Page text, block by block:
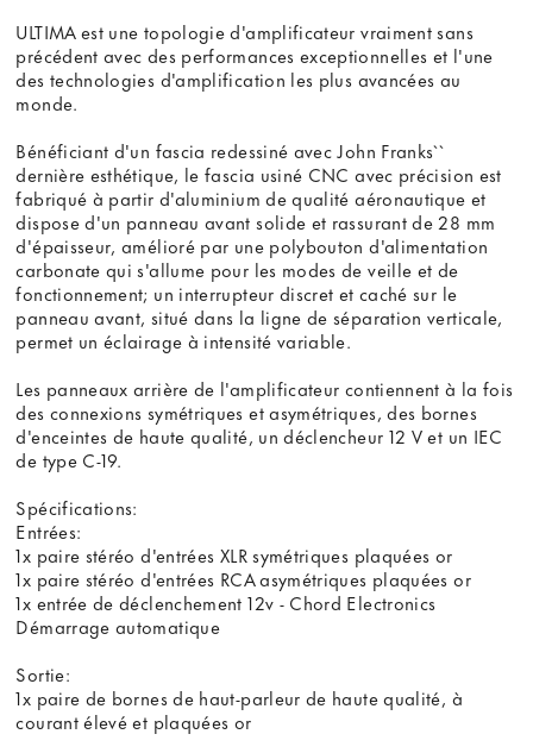
ULTIMA est une topologie d'amplificateur vraiment sans
précédent avec des performances exceptionnelles et l'une
des technologies d'amplification les plus avancées au
monde.
Bénéficiant d'un fascia redessiné avec John Franks``
dernière esthétique, le fascia usiné CNC avec précision est
fabriqué à partir d'aluminium de qualité aéronautique et
dispose d'un panneau avant solide et rassurant de 28 mm
d'épaisseur, amélioré par une polybouton d'alimentation
carbonate qui s'allume pour les modes de veille et de
fonctionnement; un interrupteur discret et caché sur le
panneau avant, situé dans la ligne de séparation verticale,
permet un éclairage à intensité variable.
Les panneaux arrière de l'amplificateur contiennent à la fois
des connexions symétriques et asymétriques, des bornes
d'enceintes de haute qualité, un déclencheur 12 V et un IEC
de type C-19.
Spécifications:
Entrées:
1x paire stéréo d'entrées XLR symétriques plaquées or
1x paire stéréo d'entrées RCA asymétriques plaquées or
1x entrée de déclenchement 12v - Chord Electronics
Démarrage automatique
Sortie:
1x paire de bornes de haut-parleur de haute qualité, à
courant élevé et plaquées or